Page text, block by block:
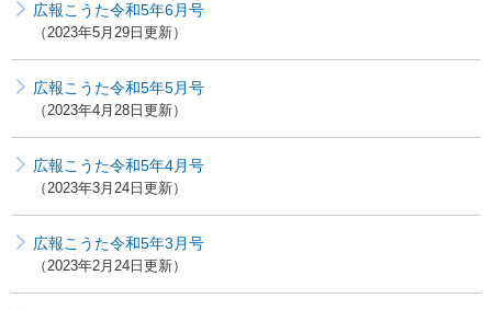
広報こうた令和5年6月号
2023年5月29日更新
広報こうた令和5年5月号
2023年4月28日更新
広報こうた令和5年4月号
2023年3月24日更新
広報こうた令和5年3月号
2023年2月24日更新